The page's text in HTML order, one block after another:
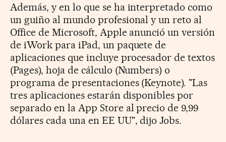
Además, y en lo que se ha interpretado como
un guiño al mundo profesional y un reto al
Office de Microsoft, Apple anunció un versión
de iWork para iPad, un paquete de
aplicaciones que incluye procesador de textos
(Pages), hoja de cálculo (Numbers) o
programa de presentaciones (Keynote). "Las
tres aplicaciones estarán disponibles por
separado en la App Store al precio de 9,99
dólares cada una en EE UU", dijo Jobs.